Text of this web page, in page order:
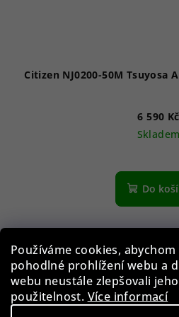
Používáme cookies,
pohodlné prohlížení webu a
webu neustále zlepšovali
použitelnost. Více informací
Citizen NJ0200-50M Tsuyosa
6 590 Kč
Skladem
Do
Akce